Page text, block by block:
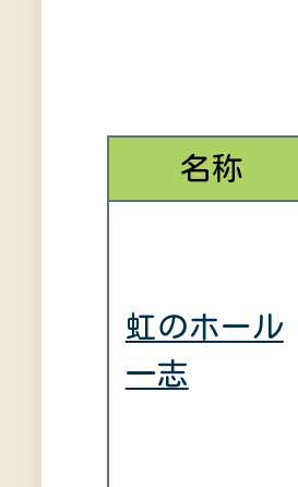
名称
虹のホール
一志